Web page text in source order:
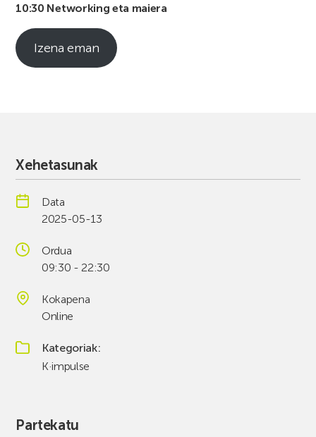
10:30 Networking eta maiera
Izena eman
Xehetasunak
Data
2025-05-13
Ordua
09:30 - 22:30
Kokapena
Online
Kategoriak
K·impulse
Partekatu